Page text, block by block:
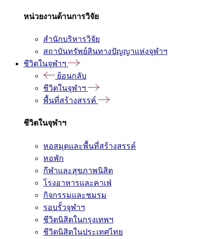
หน่วยงานด้านการวิจัย
สำนักบริหารวิจัย
สถาบันทรัพย์สินทางปัญญาแห่งจุฬาฯ
ชีวิตในจุฬาฯ
ย้อนกลับ
ชีวิตในจุฬาฯ
พื้นที่สร้างสรรค์
ชีวิตในจุฬาฯ
หอสมุดและพื้นที่สร้างสรรค์
หอพัก
กีฬาและสุขภาพนิสิต
โรงอาหารและคาเฟ่
กิจกรรมและชมรม
รอบรั้วจุฬาฯ
ชีวิตนิสิตในกรุงเทพฯ
ชีวิตนิสิตในประเทศไทย